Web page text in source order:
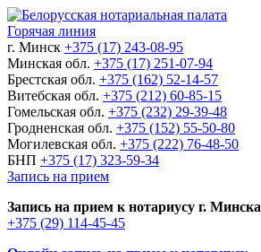
Горячая линия
г. Минск +375 (17) 243-08-95
Минская обл. +375 (17) 251-07-94
Брестская обл. +375 (162) 52-14-57
Витебская обл. +375 (212) 60-85-15
Гомельская обл. +375 (232) 29-39-48
Гродненская обл. +375 (152) 55-50-80
Могилевская обл. +375 (222) 76-48-50
БНП +375 (17) 323-59-34
Запись на прием
Запись на прием к нотариусу г. Минска
+375 (29) 114-45-45